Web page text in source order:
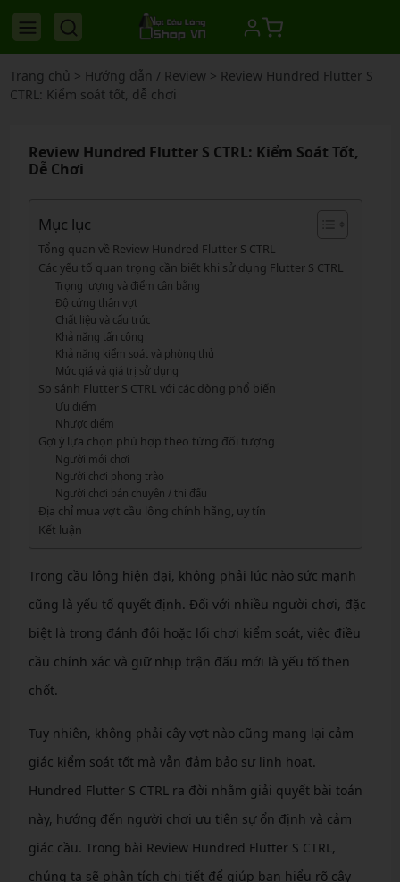
Trang chủ > Hướng dẫn / Review> Review Hundred Flutter S
CTRL: Kiểm soát tốt, dễ chơi
Review Hundred Flutter S CTRL: Kiểm Soát Tốt,
Dễ Chơi
Mục lục
Tổng quan về Review Hundred Flutter S CTRL
Các yếu tố quan trọng cần biết khi sử dụng Flutter S CTRL
Trọng lượng và điểm cân bằng
Độ cứng thân vợt
Chất liệu và cấu trúc
Khả năng tấn công
Khả năng kiểm soát và phòng thủ
Mức giá và giá trị sử dụng
So sánh Flutter S CTRL với các dòng phổ biến
Ưu điểm
Nhược điểm
Gợi ý lựa chọn phù hợp theo từng đối tượng
Người mới chơi
Người chơi phong trào
Người chơi bán chuyên / thi đấu
Địa chỉ mua vợt cầu lông chính hãng, uy tín
Kết luận
Trong cầu lông hiện đại, không phải lúc nào sức mạnh
cũng là yếu tố quyết định. Đối với nhiều người chơi, đặc
biệt là trong đánh đôi hoặc lối chơi kiểm soát, việc điều
cầu chính xác và giữ nhịp trận đấu mới là yếu tố then
chốt.
Tuy nhiên, không phải cây vợt nào cũng mang lại cảm
giác kiểm soát tốt mà vẫn đảm bảo sự linh hoạt.
Hundred Flutter S CTRL ra đời nhằm giải quyết bài toán
này, hướng đến người chơi ưu tiên sự ổn định và cảm
giác cầu. Trong bài Review Hundred Flutter S CTRL,
chúng ta sẽ phân tích chi tiết để giúp bạn hiểu rõ cây